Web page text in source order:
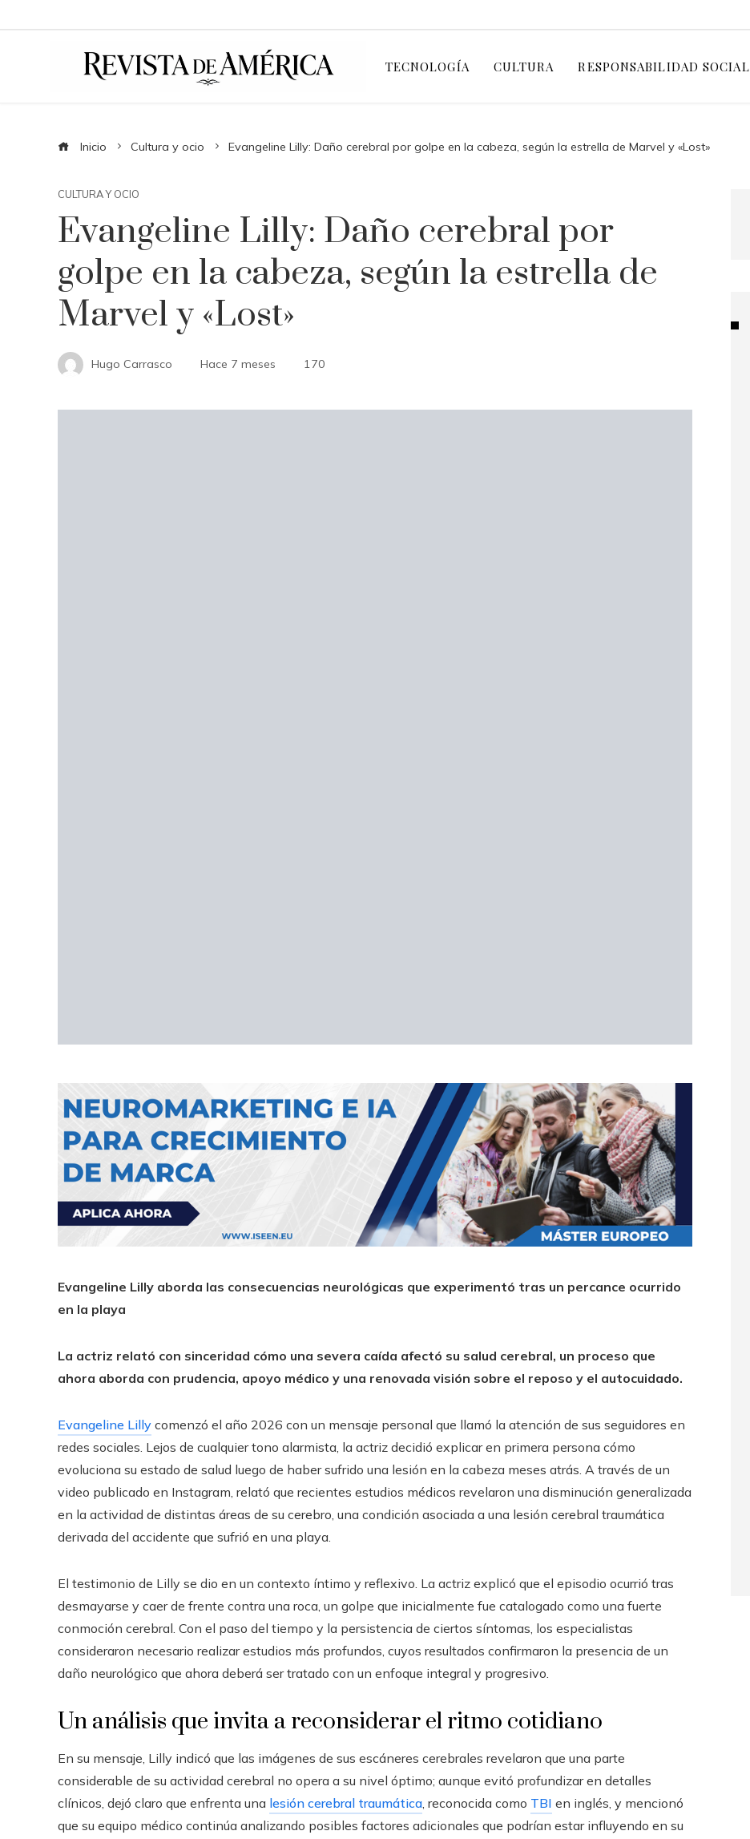
TECNOLOGÍA CULTURA RESPONSABILIDAD SOCIAL
Inicio Cultura y ocio Evangeline Lilly: Daño cerebral por golpe en la cabeza, según la estrella de Marvel y «Lost»
CULTURA Y OCIO
Evangeline Lilly: Daño cerebral por
golpe en la cabeza, según la estrella de
Marvel y «Lost»
Hugo Carrasco Hace 7 meses 170
Evangeline Lilly aborda las consecuencias neurológicas que experimentó tras un percance ocurrido
en la playa
La actriz relató con sinceridad cómo una severa caída afectó su salud cerebral, un proceso que
ahora aborda con prudencia, apoyo médico y una renovada visión sobre el reposo y el autocuidado.
Evangeline Lilly comenzó el año 2026 con un mensaje personal que llamó la atención de sus seguidores en
redes sociales. Lejos de cualquier tono alarmista, la actriz decidió explicar en primera persona cómo
evoluciona su estado de salud luego de haber sufrido una lesión en la cabeza meses atrás. A través de un
video publicado en Instagram, relató que recientes estudios médicos revelaron una disminución generalizada
en la actividad de distintas áreas de su cerebro, una condición asociada a una lesión cerebral traumática
derivada del accidente que sufrió en una playa.
El testimonio de Lilly se dio en un contexto íntimo y reflexivo. La actriz explicó que el episodio ocurrió tras
desmayarse y caer de frente contra una roca, un golpe que inicialmente fue catalogado como una fuerte
conmoción cerebral. Con el paso del tiempo y la persistencia de ciertos síntomas, los especialistas
consideraron necesario realizar estudios más profundos, cuyos resultados confirmaron la presencia de un
daño neurológico que ahora deberá ser tratado con un enfoque integral y progresivo.
Un análisis que invita a reconsiderar el ritmo cotidiano
En su mensaje, Lilly indicó que las imágenes de sus escáneres cerebrales revelaron que una parte
considerable de su actividad cerebral no opera a su nivel óptimo; aunque evitó profundizar en detalles
clínicos, dejó claro que enfrenta una lesión cerebral traumática, reconocida como TBI en inglés, y mencionó
que su equipo médico continúa analizando posibles factores adicionales que podrían estar influyendo en su